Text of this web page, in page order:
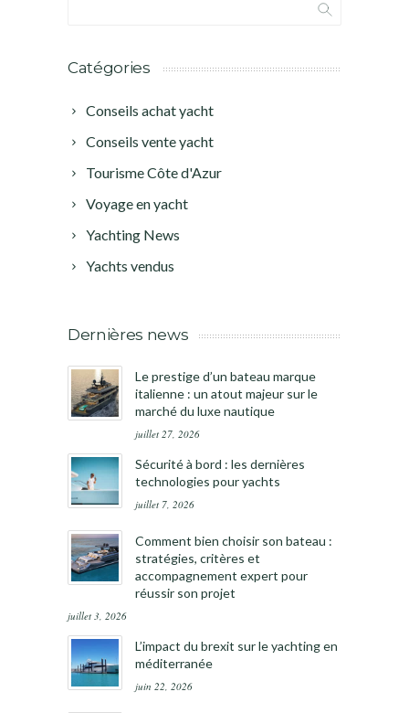
Catégories
Conseils achat yacht
Conseils vente yacht
Tourisme Côte d'Azur
Voyage en yacht
Yachting News
Yachts vendus
Dernières news
Le prestige d’un bateau marque
italienne : un atout majeur sur le
marché du luxe nautique
juillet 27, 2026
Sécurité à bord : les dernières
technologies pour yachts
juillet 7, 2026
Comment bien choisir son bateau :
stratégies, critères et
accompagnement expert pour
réussir son projet
juillet 3, 2026
L’impact du brexit sur le yachting en
méditerranée
juin 22, 2026